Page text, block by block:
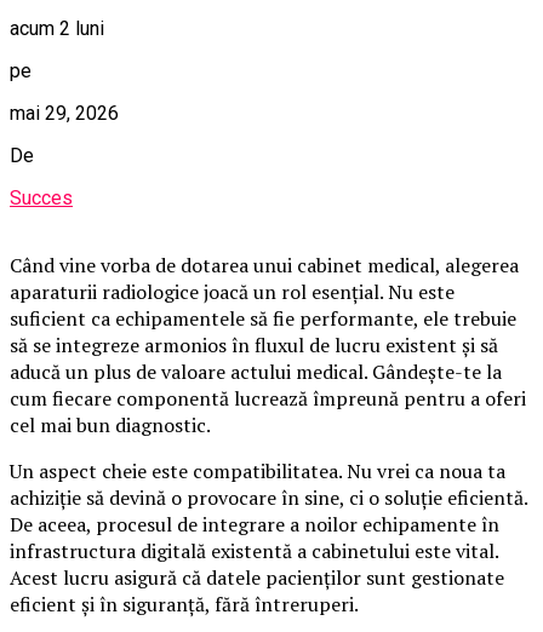
acum 2 luni
pe
mai 29, 2026
De
Succes
Când vine vorba de dotarea unui cabinet medical, alegerea
aparaturii radiologice joacă un rol esențial. Nu este
suficient ca echipamentele să fie performante, ele trebuie
să se integreze armonios în fluxul de lucru existent și să
aducă un plus de valoare actului medical. Gândește-te la
cum fiecare componentă lucrează împreună pentru a oferi
cel mai bun diagnostic.
Un aspect cheie este compatibilitatea. Nu vrei ca noua ta
achiziție să devină o provocare în sine, ci o soluție eficientă.
De aceea, procesul de integrare a noilor echipamente în
infrastructura digitală existentă a cabinetului este vital.
Acest lucru asigură că datele pacienților sunt gestionate
eficient și în siguranță, fără întreruperi.